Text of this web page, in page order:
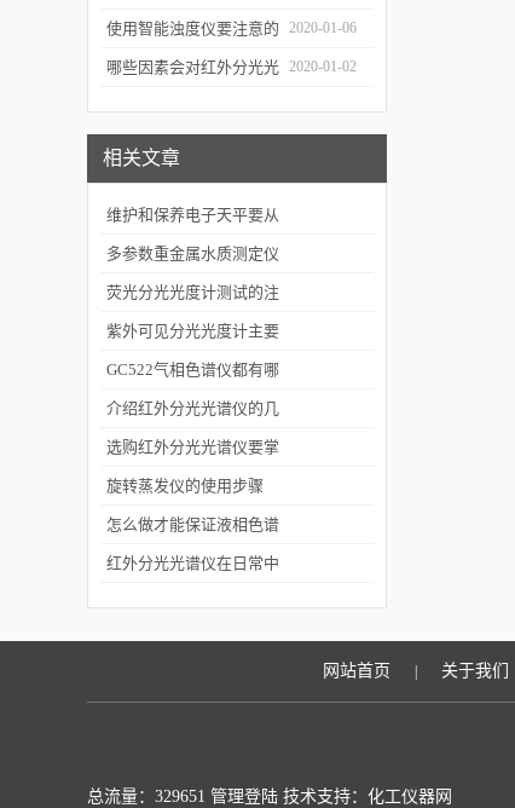
通知
使用智能浊度仪要注意的
几个要点
2020-01-06
哪些因素会对红外分光光 2020-01-02
相关文章
维护和保养电子天平要从
以下几个方面入手
多参数重金属水质测定仪
的工作原理来了解下
荧光分光光度计测试的注
意事项有哪些
紫外可见分光光度计主要
部件,类型,基本性能
GC522气相色谱仪都有哪
些进样方式？
介绍红外分光光谱仪的几
种类型
选购红外分光光谱仪要掌
握的知识有哪些
旋转蒸发仪的使用步骤
怎么做才能保证液相色谱
仪分析的结果正确
红外分光光谱仪在日常中
网站首页 关于我们
总流量：329651 管理登陆 技术支持：化工仪器网